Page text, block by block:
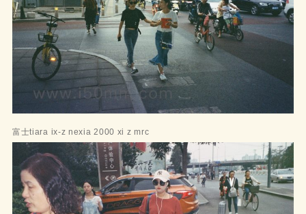
富士tiara ix-z nexia 2000 xi z mrc